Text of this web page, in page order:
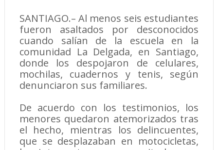
SANTIAGO.– Al menos seis estudiantes
fueron asaltados por desconocidos
cuando salían de la escuela en la
comunidad La Delgada, en Santiago,
donde los despojaron de celulares,
mochilas, cuadernos y tenis, según
denunciaron sus familiares.
De acuerdo con los testimonios, los
menores quedaron atemorizados tras
el hecho, mientras los delincuentes,
que se desplazaban en motocicletas,